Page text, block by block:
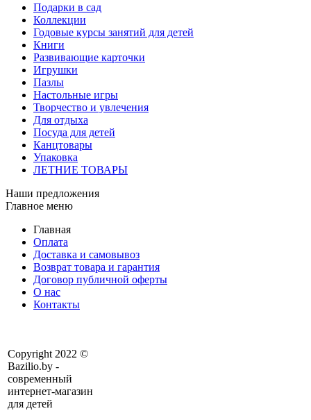
Подарки в сад
Коллекции
Годовые курсы занятий для детей
Книги
Развивающие карточки
Игрушки
Пазлы
Настольные игры
Творчество и увлечения
Для отдыха
Посуда для детей
Канцтовары
Упаковка
ЛЕТНИЕ ТОВАРЫ
Наши предложения
Главное меню
Главная
Оплата
Доставка и самовывоз
Возврат товара и гарантия
Договор публичной оферты
О нас
Контакты
Copyright 2022 ©
Bazilio.by -
современный
интернет-магазин
для детей